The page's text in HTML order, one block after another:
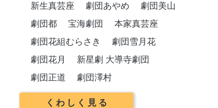
新生真芸座
劇団あやめ
劇団美山
劇団都
宝海劇団
本家真芸座
劇団花組むらさき
劇団雪月花
劇団花月
新星劇 大導寺劇団
劇団正道
劇団澤村
くわしく見る